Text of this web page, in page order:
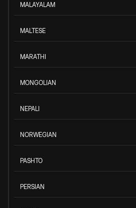
MALAYALAM
MALTESE
MARATHI
MONGOLIAN
NEPALI
NORWEGIAN
PASHTO
PERSIAN